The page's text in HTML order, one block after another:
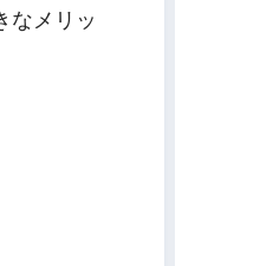
なメリッ